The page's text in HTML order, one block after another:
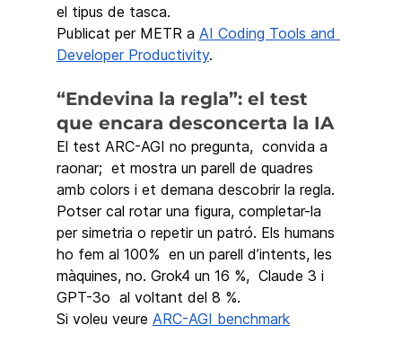
el tipus de tasca.
Publicat per METR a AI Coding Tools and
Developer Productivity.
“Endevina la regla”: el test
que encara desconcerta la IA
El test ARC-AGI no pregunta,  convida a
raonar;  et mostra un parell de quadres
amb colors i et demana descobrir la regla.
Potser cal rotar una figura, completar-la
per simetria o repetir un patró. Els humans
ho fem al 100%  en un parell d’intents, les
màquines, no. Grok4 un 16 %,  Claude 3 i
GPT-3o  al voltant del 8 %.
Si voleu veure ARC-AGI benchmark